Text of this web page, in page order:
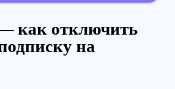
как отключить
на